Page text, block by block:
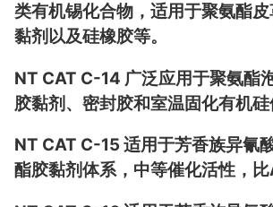
类有机锡化合物，适用于聚氨酯
黏剂以及硅橡胶等。
NT CAT C-14 广泛应用于聚氨酯
胶黏剂、密封胶和室温固化有机硅
NT CAT C-15 适用于芳香族异氰
酯胶黏剂体系，中等催化活性，